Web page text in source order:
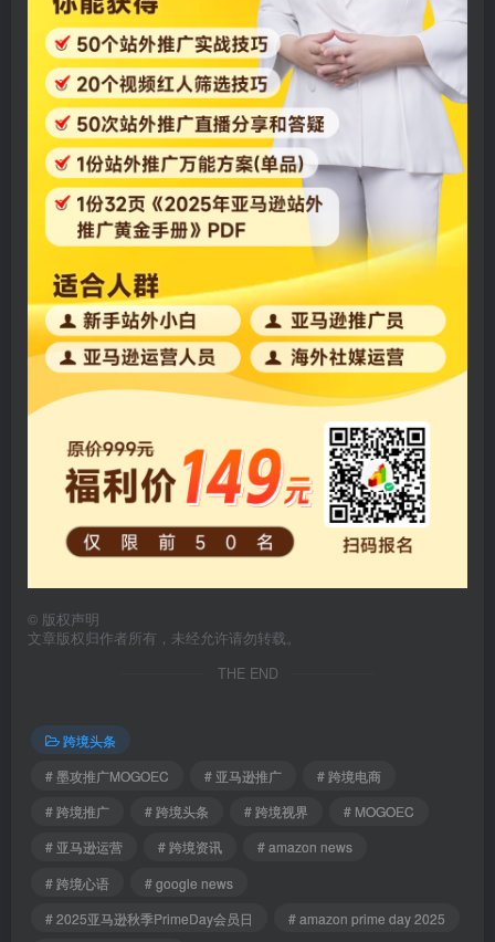
© 版权声明
文章版权归作者所有，未经允许请勿转载。
THE END
跨境头条
# 墨攻推广MOGOEC
# 亚马逊推广
# 跨境电商
# 跨境推广
# 跨境头条 # 跨境视界
# MOGOEC
# 亚马逊运营
# 跨境资讯
# amazon news
# 跨境心语
# google news
# 2025亚马逊秋季PrimeDay会员日
# amazon prime day 2025